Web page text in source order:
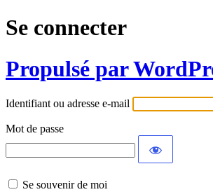
Se connecter
Propulsé par
Identifiant ou adresse e-mail
Mot de passe
Se souvenir de moi